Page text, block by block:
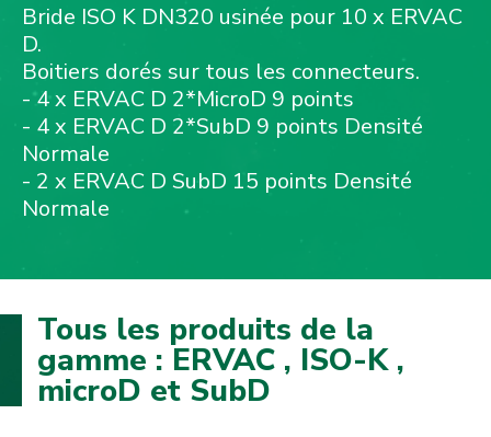
Bride ISO K DN320 usinée pour 10 x ERVAC
D.
Boitiers dorés sur tous les connecteurs.
- 4 x ERVAC D 2*MicroD 9 points
- 4 x ERVAC D 2*SubD 9 points Densité
Normale
- 2 x ERVAC D SubD 15 points Densité
Normale
Tous les produits de la
gamme : ERVAC , ISO-K ,
microD et SubD